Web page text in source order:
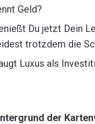
Geld?
Du jetzt Dein
trotzdem die
Luxus als
der